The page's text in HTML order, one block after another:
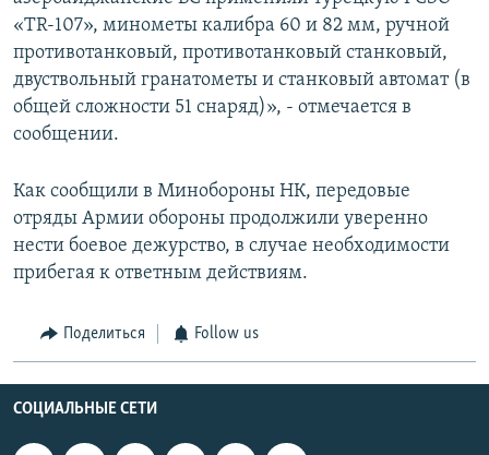
«TR-107», минометы калибра 60 и 82 мм, ручной
противотанковый, противотанковый станковый,
двуствольный гранатометы и станковый автомат (в
общей сложности 51 снаряд)», - отмечается в
сообщении.
Как сообщили в Минобороны НК, передовые
отряды Армии обороны продолжили уверенно
нести боевое дежурство, в случае необходимости
прибегая к ответным действиям.
Поделиться Follow us
СОЦИАЛЬНЫЕ СЕТИ